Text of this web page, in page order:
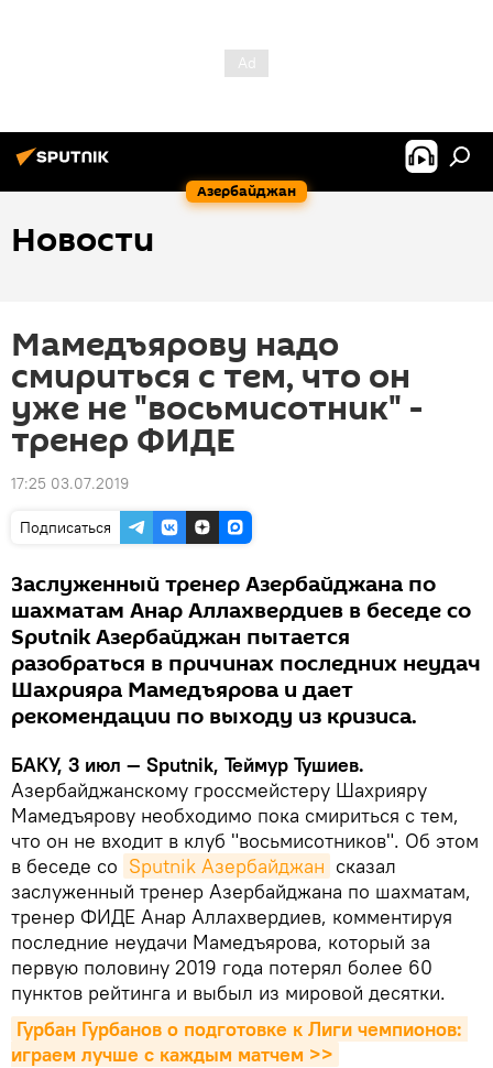
Азербайджан
Новости
Мамедъярову надо
смириться с тем, что он
уже не "восьмисотник" -
тренер ФИДЕ
17:25 03.07.2019
Подписаться
Заслуженный тренер Азербайджана по
шахматам Анар Аллахвердиев в беседе со
Sputnik Азербайджан пытается
разобраться в причинах последних неудач
Шахрияра Мамедъярова и дает
рекомендации по выходу из кризиса.
БАКУ, 3 июл — Sputnik, Теймур Тушиев.
Азербайджанскому гроссмейстеру Шахрияру
Мамедъярову необходимо пока смириться с тем,
что он не входит в клуб "восьмисотников". Об этом
в беседе со Sputnik Азербайджан сказал
заслуженный тренер Азербайджана по шахматам,
тренер ФИДЕ Анар Аллахвердиев, комментируя
последние неудачи Мамедъярова, который за
первую половину 2019 года потерял более 60
пунктов рейтинга и выбыл из мировой десятки.
Гурбан Гурбанов о подготовке к Лиги чемпионов:
играем лучше с каждым матчем >>